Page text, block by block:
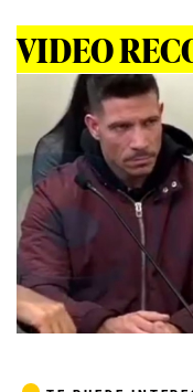
VIDEO
00:00/02:24